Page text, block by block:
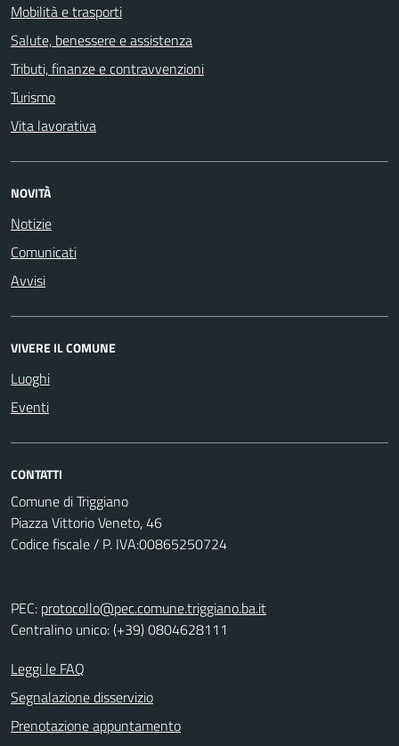
Mobilità e trasporti
Salute, benessere e assistenza
Tributi, finanze e contravvenzioni
Turismo
Vita lavorativa
NOVITÀ
Notizie
Comunicati
Avvisi
VIVERE IL COMUNE
Luoghi
Eventi
CONTATTI
Comune di Triggiano
Piazza Vittorio Veneto, 46
Codice fiscale / P. IVA:00865250724
PEC: protocollo@pec.comune.triggiano.ba.it
Centralino unico: (+39) 0804628111
Leggi le FAQ
Segnalazione disservizio
Prenotazione appuntamento